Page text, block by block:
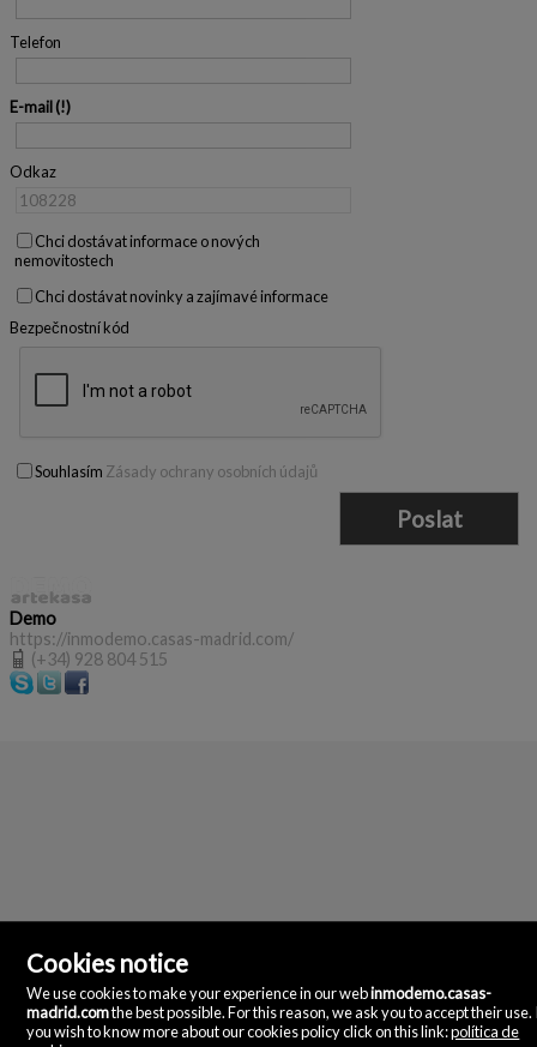
Telefon
E-mail
Odkaz
Chci dostávat informace o nových
nemovitostech
Chci dostávat novinky a zajímavé informace
Bezpečnostní kód
Souhlasím Zásady ochrany osobních údajů
Demo
https://inmodemo.casas-madrid.com/
(+34) 928 804 515
Demo
Doña Micaela Herandez, 2.
27800 Madrid
Cookies notice
We use cookies to make your experience in our webinmodemo.casas-
madrid.comthe best possible. For this reason, we ask you to accept their use.
you wish to know more about our cookies policy click on this link:política de